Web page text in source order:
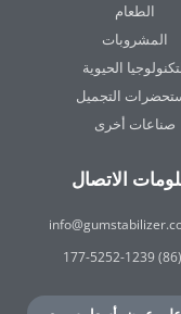
الطعام
المشروبات
الحيوية
التجميل
صناعات أخرى
الاتصال
(86) 177-5252-1239